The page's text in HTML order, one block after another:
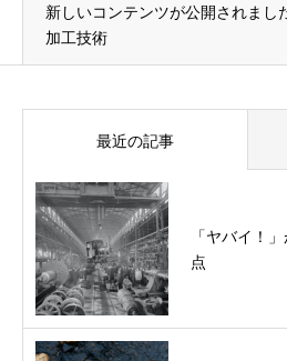
新しいコンテンツが公開されまし
加工技術
最近の記事
「ヤバイ！
点